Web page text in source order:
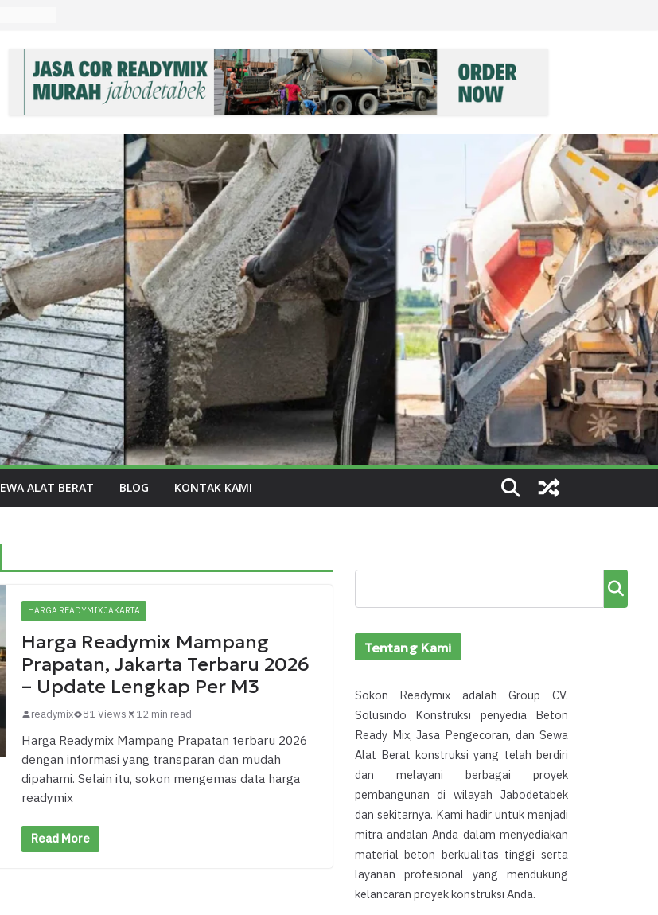
ALAT BERAT BLOG KONTAK KAMI
HARGA READYMIX JAKARTA
Harga Readymix Mampang
Prapatan, Jakarta Terbaru 2026
– Update Lengkap Per M3
readymix 81 Views 12 min read
Harga Readymix Mampang Prapatan terbaru 2026
dengan informasi yang transparan dan mudah
dipahami. Selain itu, sokon mengemas data harga
readymix
Read More
Cari
Tentang Kami
Sokon Readymix adalah Group CV.
Solusindo Konstruksi penyedia Beton
Ready Mix, Jasa Pengecoran, dan Sewa
Alat Berat konstruksi yang telah berdiri
dan melayani berbagai proyek
pembangunan di wilayah Jabodetabek
dan sekitarnya. Kami hadir untuk menjadi
mitra andalan Anda dalam menyediakan
material beton berkualitas tinggi serta
layanan profesional yang mendukung
kelancaran proyek konstruksi Anda.